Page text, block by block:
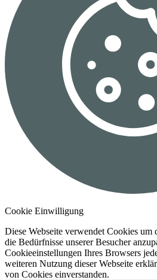
Cookie Einwilligung
Diese Webseite verwendet Cookies um
die Bedürfnisse unserer Besucher
Cookieeinstellungen Ihres Browsers
weiteren Nutzung dieser Webseite
von Cookies einverstanden.